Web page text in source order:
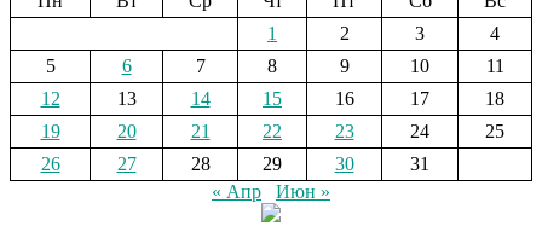
1
2 3
4
5
6 7 8 9 10
11
12
13 14 15 16 17
18
19
20 21 22 23 24
25
26
27 28 29 30
31
« Апр
Июн »